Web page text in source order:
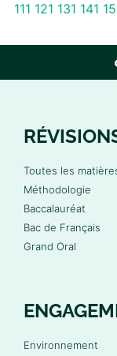
111 121 131 141
Toutes les
Méthodologie
Baccalauréat
Bac de Français
Grand Oral
Environnement